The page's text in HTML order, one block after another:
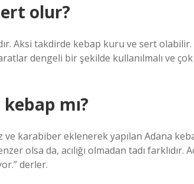
olur?
Aksi takdirde kebap kuru ve sert olabilir.
dengeli bir şekilde kullanılmalı ve
mı?
karabiber eklenerek yapılan Adana
olsa da, acılığı olmadan tadı farklıdır.
derler.